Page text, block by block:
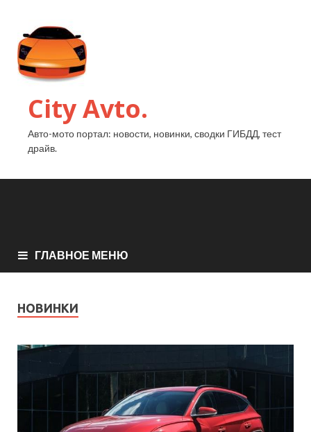
City Avto.
Авто-мото портал: новости, новинки, сводки ГИБДД, тест
драйв.
ГЛАВНОЕ МЕНЮ
НОВИНКИ